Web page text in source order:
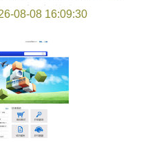
据采集新范式
08-08 16:09:30